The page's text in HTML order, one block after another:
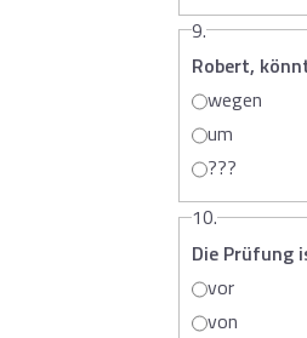
9.
Robert,
wegen
um
???
10.
Die Prüfung
vor
von